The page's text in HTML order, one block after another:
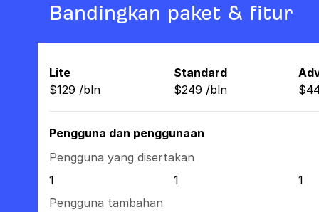
Bandingkan paket & fitur
Lite
$129 /bln
Standard
$249 /bln
$
Pengguna dan penggunaan
Pengguna yang disertakan
1
1
1
Pengguna tambahan